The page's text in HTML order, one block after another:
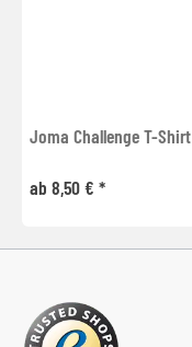
Joma Challenge T-Shirt
ab 8,50 € *